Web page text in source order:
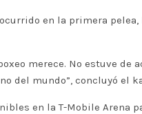
en la primera
merece. No estuve
del mundo”, concluyó el
en la T-Mobile Arena